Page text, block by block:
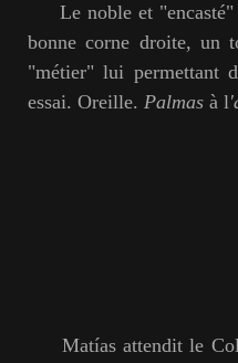
Le noble et "encasté"
bonne corne droite, un
"métier" lui permettant
essai. Oreille. Palmas à l
Matías attendit le